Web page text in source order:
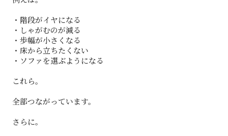
・階段がイヤになる
・しゃがむのが減る
・歩幅が小さくなる
・床から立ちたくない
・ソファを選ぶようになる
これら。
全部つながっています。
さらに。